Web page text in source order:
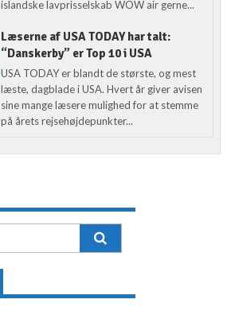
islandske lavprisselskab WOW air gerne...
Læserne af USA TODAY har talt:
“Danskerby” er Top 10 i USA
USA TODAY er blandt de største, og mest
læste, dagblade i USA. Hvert år giver avisen
sine mange læsere mulighed for at stemme
på årets rejsehøjdepunkter...